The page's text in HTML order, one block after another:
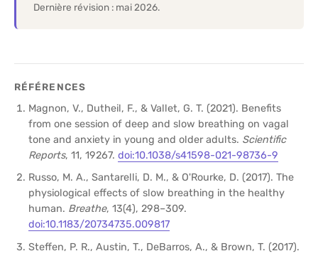
Dernière révision : mai 2026.
RÉFÉRENCES
Magnon, V., Dutheil, F., & Vallet, G. T. (2021). Benefits
from one session of deep and slow breathing on vagal
tone and anxiety in young and older adults. Scientific
Reports, 11, 19267. doi:10.1038/s41598-021-98736-9
Russo, M. A., Santarelli, D. M., & O'Rourke, D. (2017). The
physiological effects of slow breathing in the healthy
human. Breathe, 13(4), 298–309.
doi:10.1183/20734735.009817
Steffen, P. R., Austin, T., DeBarros, A., & Brown, T. (2017).